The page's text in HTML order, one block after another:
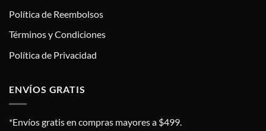
Política de Reembolsos
Términos y Condiciones
Política de Privacidad
ENVÍOS GRATIS
*Envíos gratis en compras mayores a $499.